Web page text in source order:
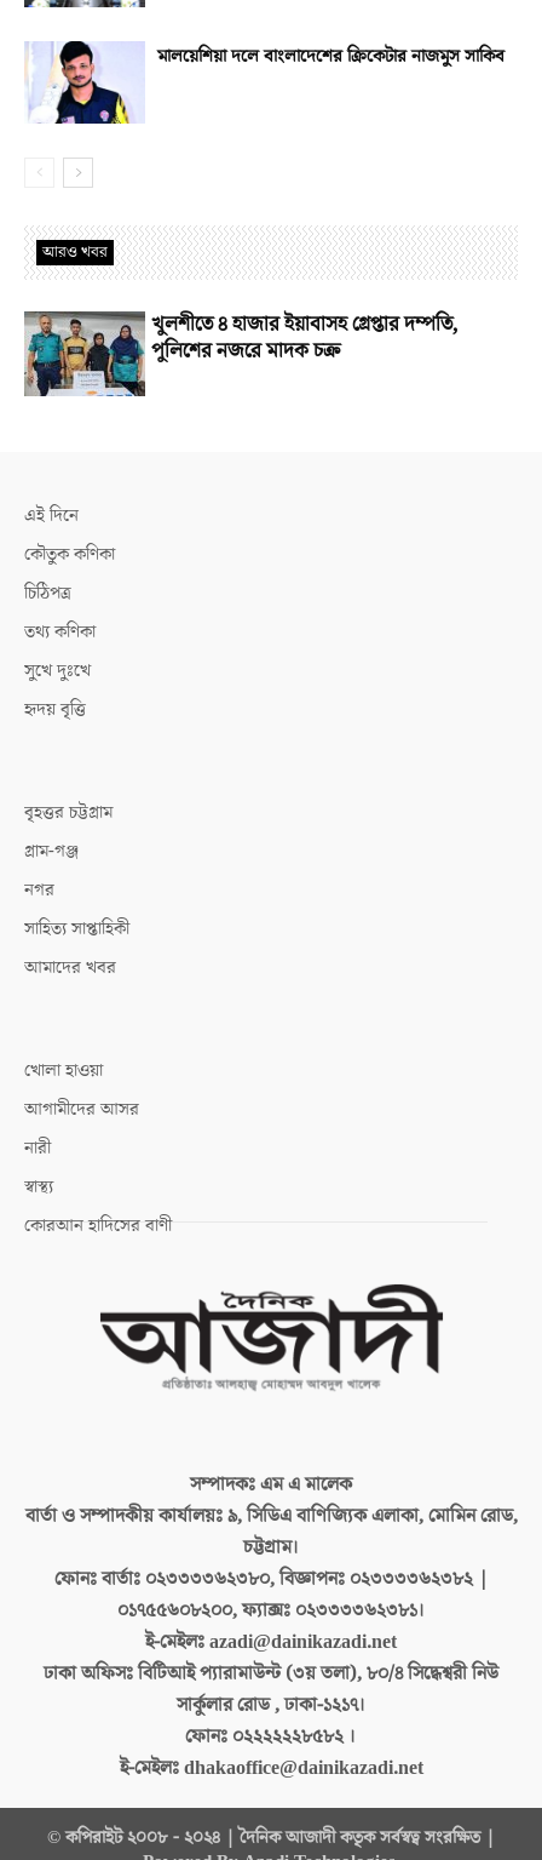
মালয়েশিয়া দলে বাংলাদেশের ক্রিকেটার নাজমুস সাকিব
আরও খবর
খুলশীতে ৪ হাজার ইয়াবাসহ গ্রেপ্তার দম্পতি,
পুলিশের নজরে মাদক চক্র
এই দিনে
কৌতুক কণিকা
চিঠিপত্র
তথ্য কণিকা
সুখে দুঃখে
হৃদয় বৃত্তি
বৃহত্তর চট্টগ্রাম
গ্রাম-গঞ্জ
নগর
সাহিত্য সাপ্তাহিকী
আমাদের খবর
খোলা হাওয়া
আগামীদের আসর
নারী
স্বাস্থ্য
কোরআন হাদিসের বাণী
সম্পাদকঃএম এ মালেক
বার্তা ও সম্পাদকীয় কার্যালয়ঃ৯, সিডিএ বাণিজ্যিক এলাকা, মোমিন রোড,
চট্টগ্রাম।
ফোনঃ বার্তাঃ ০২৩৩৩৩৬২৩৮০, বিজ্ঞাপনঃ ০২৩৩৩৩৬২৩৮২ |
০১৭৫৫৬০৮২০০, ফ্যাক্সঃ ০২৩৩৩৩৬২৩৮১।
ই-মেইলঃazadi@dainikazadi.net
ঢাকা অফিসঃবিটিআই প্যারামাউন্ট (৩য় তলা), ৮০/৪ সিদ্ধেশ্বরী নিউ
সার্কুলার রোড , ঢাকা-১২১৭।
ফোনঃ ০২২২২২২৮৫৮২ ।
ই-মেইলঃdhakaoffice@dainikazadi.net
© কপিরাইট ২০০৮ - ২০২৪ | দৈনিক আজাদী কতৃক সর্বস্বত্ব সংরক্ষিত |